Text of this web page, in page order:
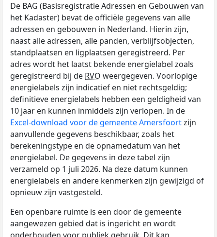
De BAG (Basisregistratie Adressen en Gebouwen van
het Kadaster) bevat de officiële gegevens van alle
adressen en gebouwen in Nederland. Hierin zijn,
naast alle adressen, alle panden, verblijfsobjecten,
standplaatsen en ligplaatsen geregistreerd. Per
adres wordt het laatst bekende energielabel zoals
geregistreerd bij de RVO weergegeven. Voorlopige
energielabels zijn indicatief en niet rechtsgeldig;
definitieve energielabels hebben een geldigheid van
10 jaar en kunnen inmiddels zijn verlopen. In de
Excel-download voor de gemeente Amersfoortzijn
aanvullende gegevens beschikbaar, zoals het
berekeningstype en de opnamedatum van het
energielabel. De gegevens in deze tabel zijn
verzameld op 1 juli 2026. Na deze datum kunnen
energielabels en andere kenmerken zijn gewijzigd of
opnieuw zijn vastgesteld.
Een openbare ruimte is een door de gemeente
aangewezen gebied dat is ingericht en wordt